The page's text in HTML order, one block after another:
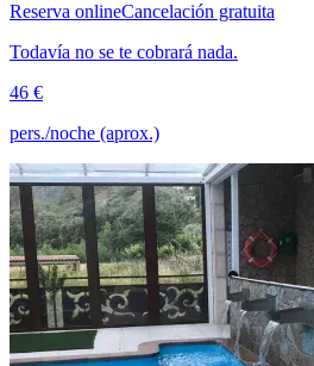
Reserva onlineCancelación gratuita
Todavía no se te cobrará nada.
46 €
pers./noche (aprox.)